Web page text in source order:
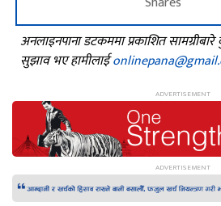
अनलाइनपाना डटकममा प्रकाशित
सुझाव भए हामीलाई